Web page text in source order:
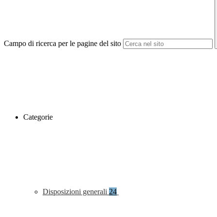
Campo di ricerca per le pagine del sito
Categorie
Disposizioni generali 24